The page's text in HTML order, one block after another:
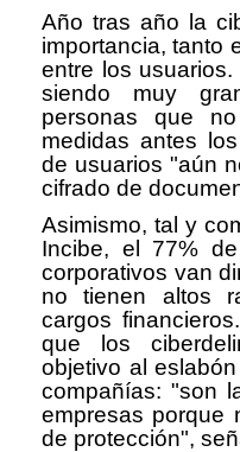
Año tras año la
importancia, tanto
entre los
siendo muy
personas que
medidas antes
de usuarios "aún
cifrado de
Asimismo, tal y
Incibe, el 77%
corporativos van
no tienen altos
cargos
que los
objetivo al
compañías: "son
empresas porque
de protección",